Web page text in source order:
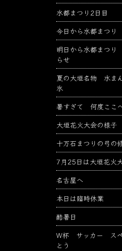
水都まつり2日目
今日から水都まつり
明日から水都まつ
らせ
夏の大垣名物 水ま
氷
暑すぎて 何度ここ
大垣花火大会の様子
十万石まつりの弓の
7月25日は大垣花火
名古屋へ
本日は臨時休業
酷暑日
W杯 サッカー スペ
とう